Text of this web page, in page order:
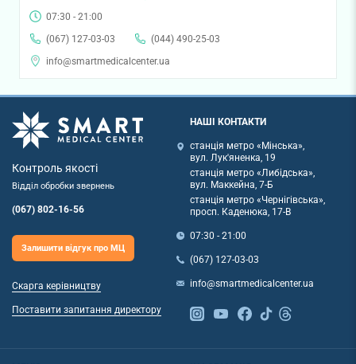
07:30 - 21:00
(067) 127-03-03
(044) 490-25-03
info@smartmedicalcenter.ua
Контроль якості
Відділ обробки звернень
(067) 802-16-56
Залишити відгук про МЦ
Скарга керівництву
Поставити запитання директору
НАШІ КОНТАКТИ
станція метро «Мінська»,
вул. Лук'яненка, 19
станція метро «Либідська»,
вул. Маккейна, 7-Б
станція метро «Чернігівська»,
просп. Каденюка, 17-В
07:30 - 21:00
(067) 127-03-03
info@smartmedicalcenter.ua